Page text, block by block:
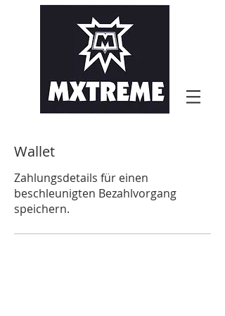
Wallet
Zahlungsdetails für einen
beschleunigten Bezahlvorgang
speichern.